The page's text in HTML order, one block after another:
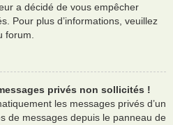
a décidé de vous empêcher
Pour plus d’informations, veuillez
forum.
privés non sollicités !
les messages privés d’un
de messages depuis le panneau de